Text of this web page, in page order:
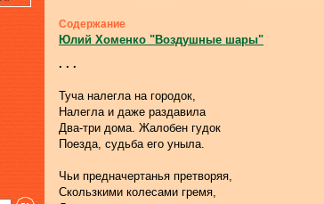
Содержание
Юлий Хоменко "Воздушные шары"
. . .
Туча налегла на городок,
Налегла и даже раздавила
Два-три дома. Жалобен гудок
Поезда, судьба его уныла.
Чьи предначертанья претворяя,
Скользкими колесами гремя,